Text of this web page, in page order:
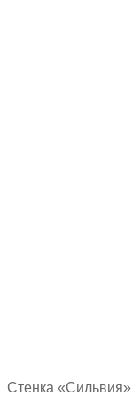
Стенка «Сильвия»